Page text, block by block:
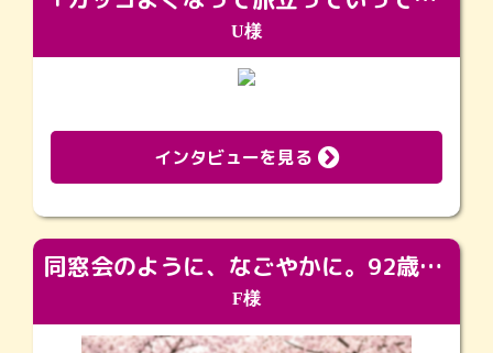
U様
インタビューを見る
同窓会のように、なごやかに。92歳の旅立ちを彩った、再会と感謝の場
F様